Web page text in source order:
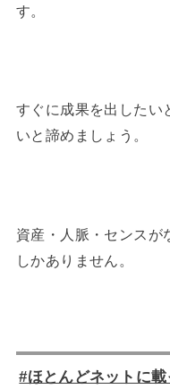
す。
すぐに成果を出したい
いと諦めましょう。
資産・人脈・センスが
しかありません。
#ほとんどネットに